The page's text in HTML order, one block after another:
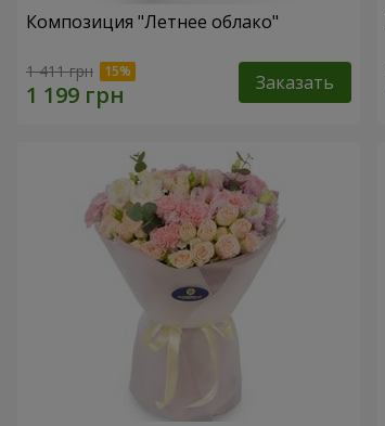
Композиция "Летнее облако"
1 411 грн Заказать